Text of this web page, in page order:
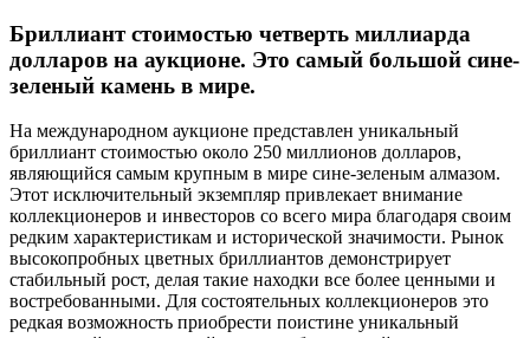
Бриллиант стоимостью четверть миллиарда
долларов на аукционе. Это самый большой сине-
зеленый камень в мире.
На международном аукционе представлен уникальный
бриллиант стоимостью около 250 миллионов долларов,
являющийся самым крупным в мире сине-зеленым алмазом.
Этот исключительный экземпляр привлекает внимание
коллекционеров и инвесторов со всего мира благодаря своим
редким характеристикам и исторической значимости. Рынок
высокопробных цветных бриллиантов демонстрирует
стабильный рост, делая такие находки все более ценными и
востребованными. Для состоятельных коллекционеров это
редкая возможность приобрести поистине уникальный